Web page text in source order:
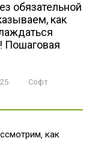
обязательной
как
Пошаговая
Софт
как